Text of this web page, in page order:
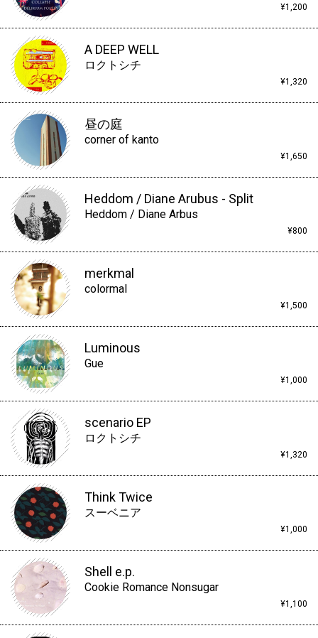
¥1,200
A DEEP WELL
ロクトシチ
¥1,320
昼の庭
corner of kanto
¥1,650
Heddom / Diane Arubus - Split
Heddom / Diane Arbus
¥800
merkmal
colormal
¥1,500
Luminous
Gue
¥1,000
scenario EP
ロクトシチ
¥1,320
Think Twice
スーベニア
¥1,000
Shell e.p.
Cookie Romance Nonsugar
¥1,100